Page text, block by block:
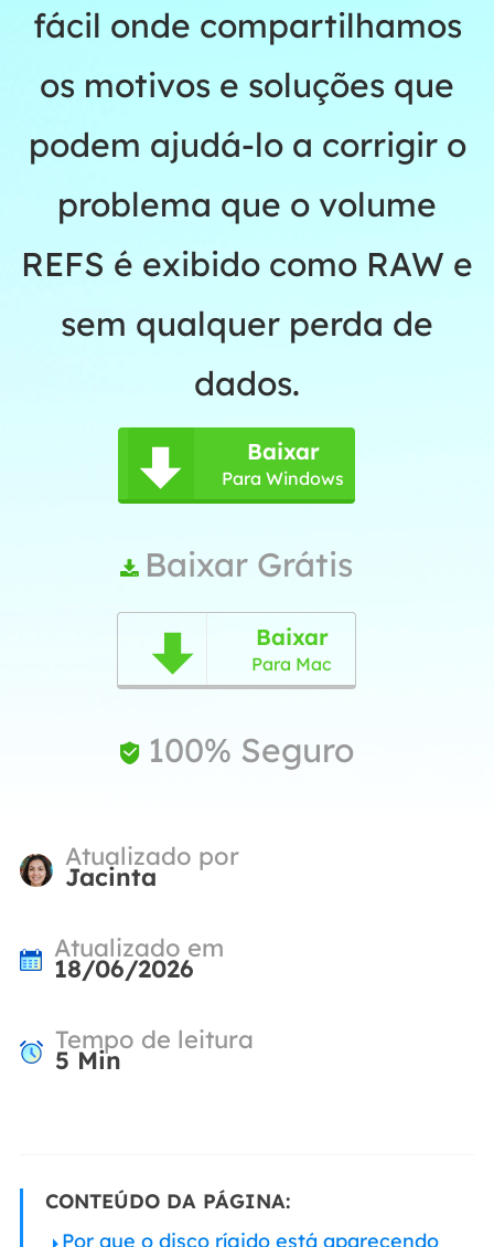
fácil onde compartilhamos
os motivos e soluções que
podem ajudá-lo a corrigir o
problema que o volume
REFS é exibido como RAW e
sem qualquer perda de
dados.
 Baixar
Para Windows
 Baixar Grátis
 Baixar
Para Mac
 100% Seguro
Atualizado por
Jacinta
Atualizado em
18/06/2026
Tempo de leitura
5 Min
CONTEÚDO DA PÁGINA:
Por que o disco rígido está aparecendo